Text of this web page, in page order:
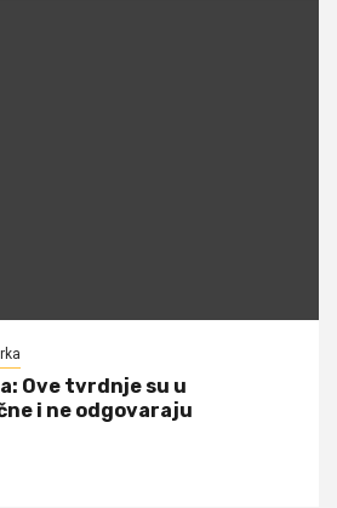
​Ove tvrdnje su u
i ne odgovaraju